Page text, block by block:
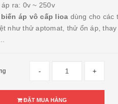
ra: 0v ~ 250v
biến áp vô cấp lioa dùng cho các
như thử aptomat, thử ổn áp,
- +
ĐẶT MUA HÀNG